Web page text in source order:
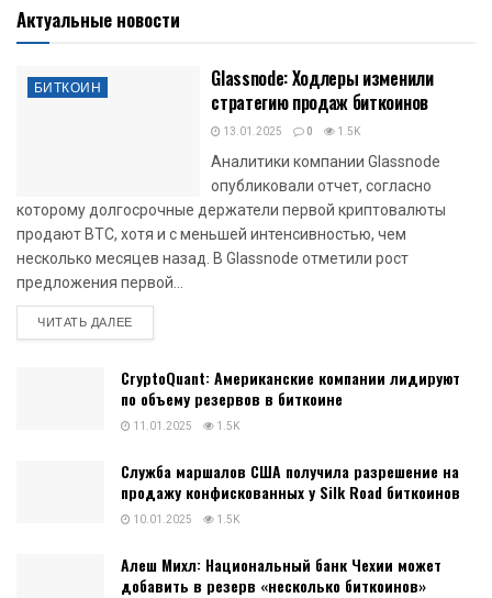
Актуальные новости
БИТКОИН
Glassnode: Ходлеры изменили
стратегию продаж биткоинов
13.01.2025 0 1.5K
Аналитики компании Glassnode
опубликовали отчет, согласно
которому долгосрочные держатели первой криптовалюты
продают BTC, хотя и с меньшей интенсивностью, чем
несколько месяцев назад. В Glassnode отметили рост
предложения первой...
ЧИТАТЬ ДАЛЕЕDETAILS
CryptoQuant: Американские компании лидируют
по объему резервов в биткоине
11.01.2025 1.5K
Служба маршалов США получила разрешение на
продажу конфискованных у Silk Road биткоинов
10.01.2025 1.5K
Алеш Михл: Национальный банк Чехии может
добавить в резерв «несколько биткоинов»